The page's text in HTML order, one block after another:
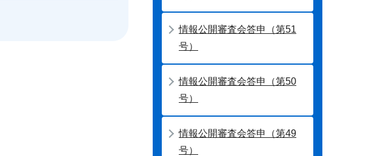
情報公開審査会答申（第51
号）
情報公開審査会答申（第50
号）
情報公開審査会答申（第49
号）